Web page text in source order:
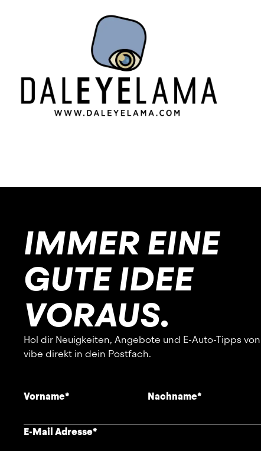
IMMER EINE
GUTE IDEE
VORAUS.
Hol dir Neuigkeiten, Angebote und E-Auto-Tipps von
vibe direkt in dein Postfach.
Vorname* Nachname*
E-Mail Adresse*